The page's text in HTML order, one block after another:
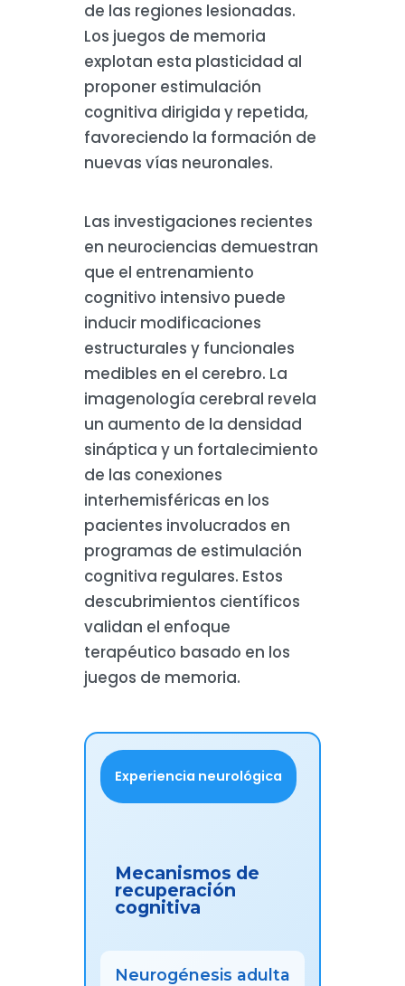
de las regiones lesionadas.
Los juegos de memoria
explotan esta plasticidad al
proponer estimulación
cognitiva dirigida y repetida,
favoreciendo la formación de
nuevas vías neuronales.
Las investigaciones recientes
en neurociencias demuestran
que el entrenamiento
cognitivo intensivo puede
inducir modificaciones
estructurales y funcionales
medibles en el cerebro. La
imagenología cerebral revela
un aumento de la densidad
sináptica y un fortalecimiento
de las conexiones
interhemisféricas en los
pacientes involucrados en
programas de estimulación
cognitiva regulares. Estos
descubrimientos científicos
validan el enfoque
terapéutico basado en los
juegos de memoria.
Experiencia neurológica
Mecanismos de
recuperación
cognitiva
Neurogénesis adulta